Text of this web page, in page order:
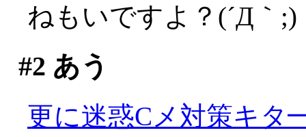
ねもいですよ？(´Д｀;)
#2 あう
更に迷惑Cメ対策キ